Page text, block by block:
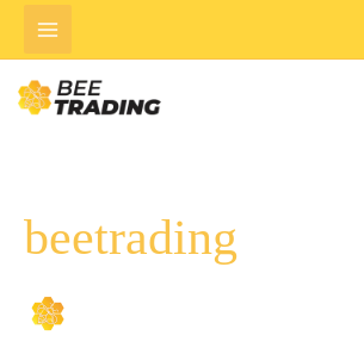
beetrading